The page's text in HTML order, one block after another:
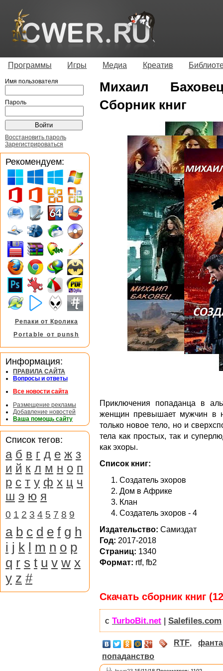
Программы Игры Медиа Креатив
Михаил
Сборник книг
Приключения попаданца в
женщин превышает мужчин в
только новое тело, но и
тела как простых, так и
как эхоры.
Список книг:
Создатель эхоров
Дом в Африке
Клан
Создатель эхоров - 4
Издательство: Самиздат
Год: 2017-2018
Страниц: 1340
Формат: rtf, fb2
Скачать сборник книг
с TurboBit.net | Salefiles.com
RTF,
попаданство
Имя пользователя
Пароль
Восстановить пароль
Зарегистрироваться
Рекомендуем:
Репаки от Кролика
Portable от punsh
Информация:
ПРАВИЛА САЙТА
Вопросы и ответы
Все новости сайта
Размещение рекламы
Добавление новостей
Ваша помощь сайту
Список тегов:
а б в г д е ж з
и й к л м н о п
р с т у ф х ц ч
ш э ю я
0 1 2 3 4 5 7 8 9
a b c d e f g h
i j k l m n o p
q r s t u v w x
y z #